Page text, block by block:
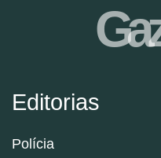
Editorias
Polícia